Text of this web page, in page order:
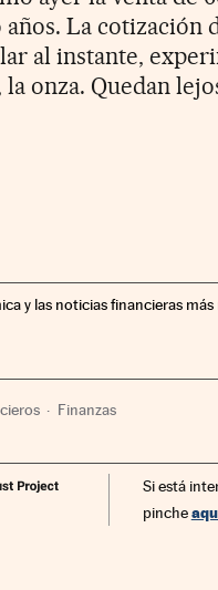
La cotización
al instante,
la onza. Quedan
y las noticias financieras más
Finanzas
Si está
pinche